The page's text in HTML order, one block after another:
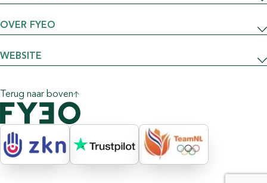
OVER FYEO
WEBSITE
Terug naar boven